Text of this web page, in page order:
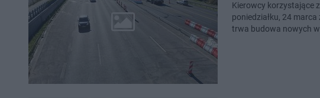
Kierowcy korzystające z S86 mogą odetchnąć z ulgą, przynajmniej na jakiś czas. Od
poniedziałku, 24
trwa budowa nowych